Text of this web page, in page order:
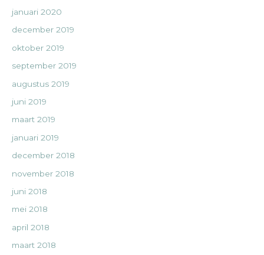
januari 2020
december 2019
oktober 2019
september 2019
augustus 2019
juni 2019
maart 2019
januari 2019
december 2018
november 2018
juni 2018
mei 2018
april 2018
maart 2018